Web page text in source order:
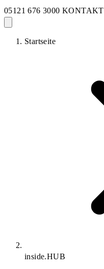
05121 676 3000KONTAKT
Startseite
inside.HUB